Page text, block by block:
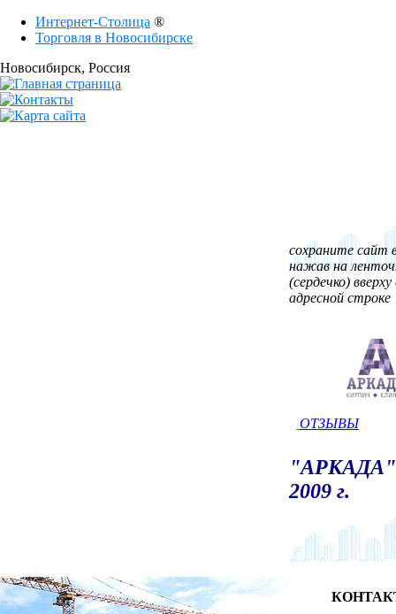
Интернет-Столица ®
Торговля в Новосибирске
Новосибирск, Россия
сохраните сайт
нажав на
(сердечко)
адресной строке
ОТЗЫВЫ
2009 г.